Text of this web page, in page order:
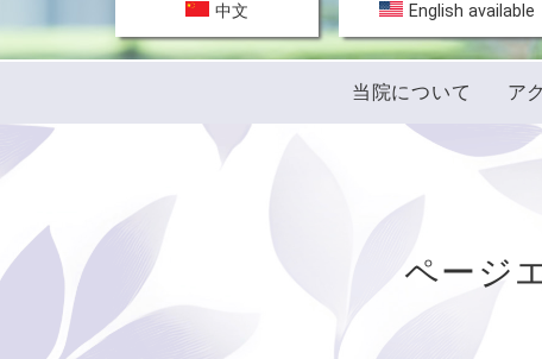
中文 English available
当院について ア
ページ